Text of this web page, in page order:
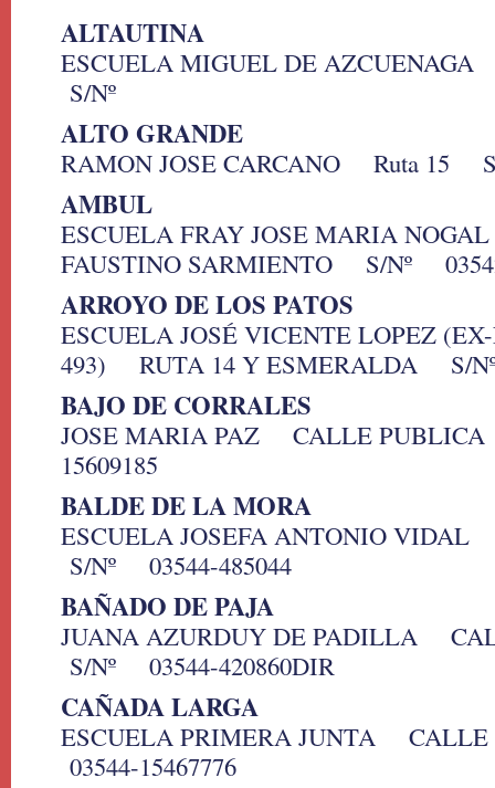
ALTAUTINA
ESCUELA MIGUEL DE
S/Nº
ALTO GRANDE
RAMON JOSE CARCANO Ruta 15
AMBUL
ESCUELA FRAY JOSE MARIA
FAUSTINO SARMIENTO S/Nº
ARROYO DE LOS PATOS
ESCUELA JOSÉ VICENTE LOPEZ
493) RUTA 14 Y ESMERALDA S/
BAJO DE CORRALES
JOSE MARIA PAZ CALLE
15609185
BALDE DE LA MORA
ESCUELA JOSEFA ANTONIO
S/Nº 03544-485044
BAÑADO DE PAJA
JUANA AZURDUY DE PADILLA
S/Nº 03544-420860DIR
CAÑADA LARGA
ESCUELA PRIMERA JUNTA
03544-15467776